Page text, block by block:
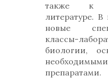
также к
литературе.
новые
классы-
биологии,
препаратами.